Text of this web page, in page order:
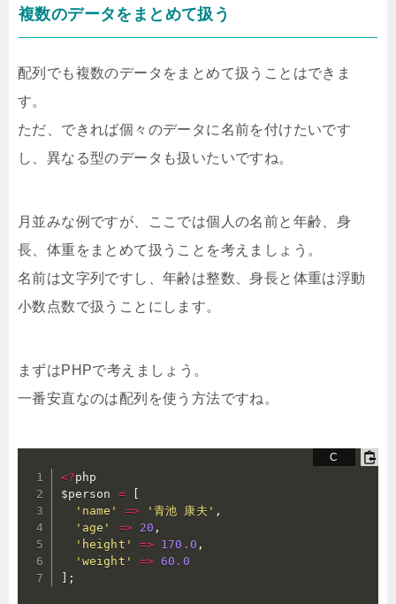
複数のデータをまとめて扱う
配列でも複数のデータをまとめて扱うことはできま
す。
ただ、できれば個々のデータに名前を付けたいです
し、異なる型のデータも扱いたいですね。
月並みな例ですが、ここでは個人の名前と年齢、身
長、体重をまとめて扱うことを考えましょう。
名前は文字列ですし、年齢は整数、身長と体重は浮動
小数点数で扱うことにします。
まずはPHPで考えましょう。
一番安直なのは配列を使う方法ですね。
<?php
$person =
'name'
=> '青池 康夫' ,
'age'
=> 20 ,
'height'
=> 170.0 ,
'weight'
=> 60.0
;